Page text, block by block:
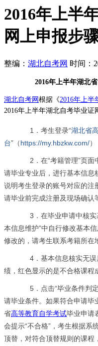
2016年上半
网上申报步
整编： 湖北自考网 时间：
2016年上半年湖北
湖北自考网 根据《2016年上半
2016年上半年湖北自考毕业证
1．考生登录“湖北省
台”（https://my.hbzkw.com/
2．在“考籍管理”页面
请毕业专业后，进行基本信息
说明考生登录的账号对应的注
请毕业前完成注册及现场确认
3．在毕业申请中核实
本信息维护”中自行修改基本
修改的，请考生联系考籍所在
4．基本信息核实无误
绩，红色显示的是不合格课程
5．点击“毕业条件判定
请毕业条件。如果符合申请毕
省高等教育自学考试毕业申请
会提示“不合格”，考生根据系
顶替，对符合顶替规则的课程